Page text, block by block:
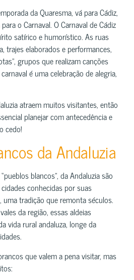
da Quaresma, vá para Cádiz,
o Carnaval. O Carnaval de Cádiz
satírico e humorístico. As ruas
trajes elaborados e performances,
grupos que realizam canções
é uma celebração de alegria,
atraem muitos visitantes, então
planejar com antecedência e
cedo!
da Andaluzia
blancos”, da Andaluzia são
conhecidas por suas
tradição que remonta séculos.
da região, essas aldeias
vida rural andaluza, longe da
que valem a pena visitar, mas